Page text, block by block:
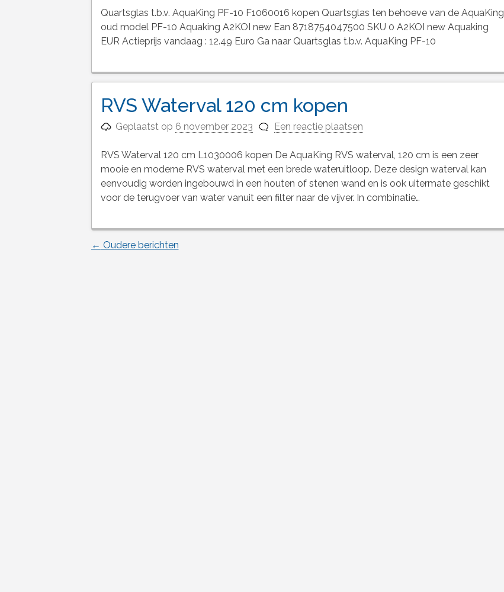
Quartsglas t.b.v. AquaKing PF-10 F1060016 kopen Quartsglas ten behoeve van de AquaKing
oud model PF-10 Aquaking A2KOI new Ean 8718754047500 SKU 0 A2KOI new Aquaking
EUR Actieprijs vandaag : 12.49 Euro Ga naar Quartsglas t.b.v. AquaKing PF-10
RVS Waterval 120 cm kopen
Geplaatst op 6 november 2023 Een reactie plaatsen
RVS Waterval 120 cm L1030006 kopen De AquaKing RVS waterval, 120 cm is een zeer
mooie en moderne RVS waterval met een brede wateruitloop. Deze design waterval kan
eenvoudig worden ingebouwd in een houten of stenen wand en is ook uitermate geschikt
voor de terugvoer van water vanuit een filter naar de vijver. In combinatie…
Berichtnavigatie
← Oudere berichten